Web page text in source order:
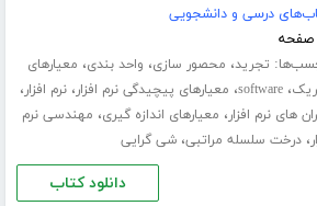
درسی و دانشجویی
تجرید، محصور سازی، واحد بندی، معیارهای
،software، معیارهای پیچیدگی نرم افزار،نرم افزار،
های نرم افزار، معیارهای اندازه گیری، مهندسی نرم
،درخت سلسله مراتبی،شی گرایی
دانلود کتاب